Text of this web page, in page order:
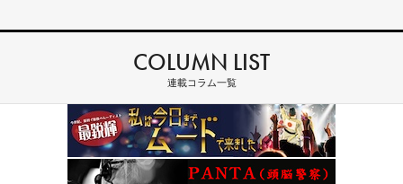
COLUMN LIST
連載コラム一覧